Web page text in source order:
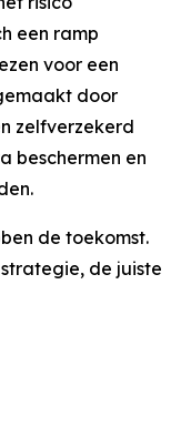
een ramp
voor een
door
zelfverzekerd
beschermen en
de toekomst.
de juiste